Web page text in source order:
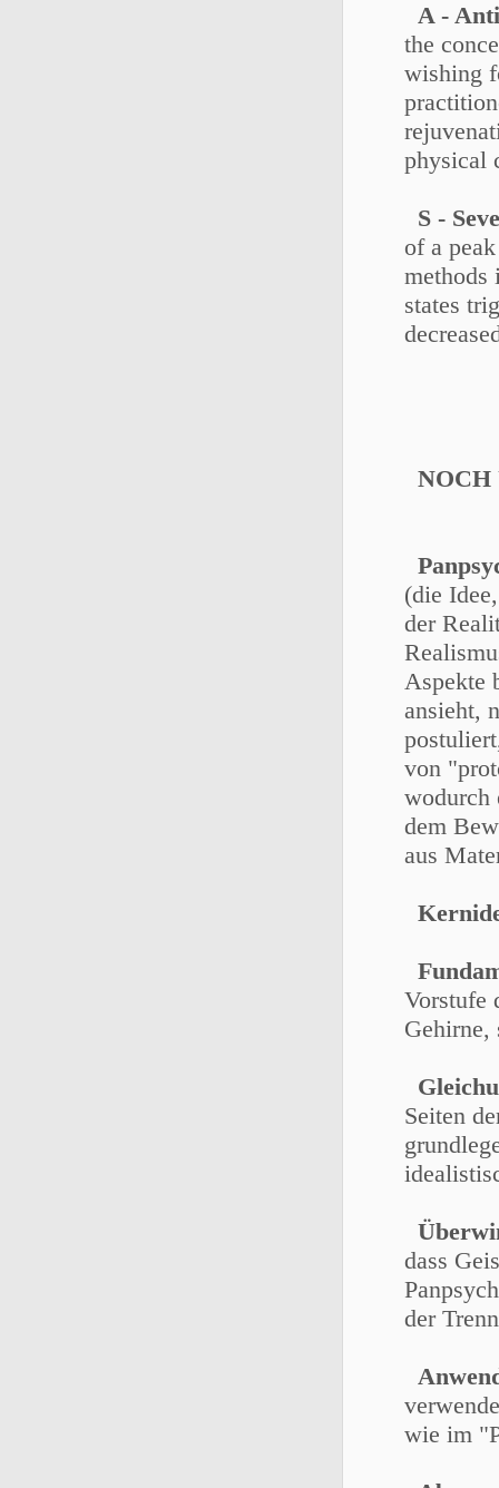
A -
the
wishing
physical
S -
of a
methods
states
NOCH
(die
der
Aspekte
ansieht,
von
wodurch
dem
aus
Vorstufe
Gehirne,
Seiten
dass
der
wie im